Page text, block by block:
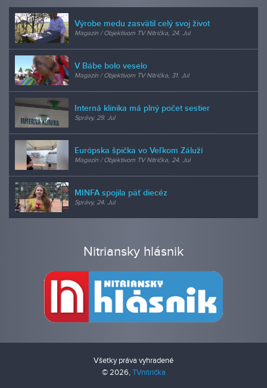
Výrobe medu zasvätil celý svoj život
Magazín / Objektívom TV Nitrička, 24. Jul
V Bábe bolo veselo
Magazín / Objektívom TV Nitrička, 31. Jul
Interná klinika má plný počet sestier
Správy, 29. Jul
Európska špička vo Veľkom Záluží
Magazín / Objektívom TV Nitrička, 24. Jul
MINFA spojila päť diecéz
Správy, 24. Jul
Nitriansky hlásnik
Všetky práva vyhradené
© 2026,TVnitrička